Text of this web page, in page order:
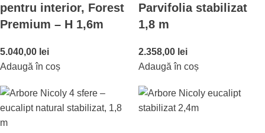
pentru interior, Forest
Premium – H 1,6m
5.040,00 lei
Adaugă în coș
Parvifolia stabilizat
1,8 m
2.358,00 lei
Adaugă în coș